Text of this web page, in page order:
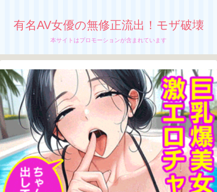
有名AV女優の無修正流出！モザ破壊
本サイトはプロモーションが含まれています
【 綾香あかね】無修正流出！モザイク破
壊！ガンギマリ人妻が精子で始まる挿れ放
題
ちぬう
新婚アツアツな夫婦生活を楽しんでいる、
綾香あかねの無修正動画が流出中か！？